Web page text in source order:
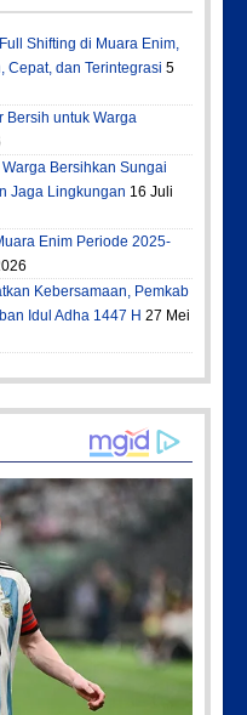
Shifting di Muara Enim,
Cepat, dan Terintegrasi 5
Bersih untuk Warga
Bersihkan Sungai
Jaga Lingkungan 16 Juli
Enim Periode 2025-
Kebersamaan, Pemkab
Idul Adha 1447 H 27 Mei